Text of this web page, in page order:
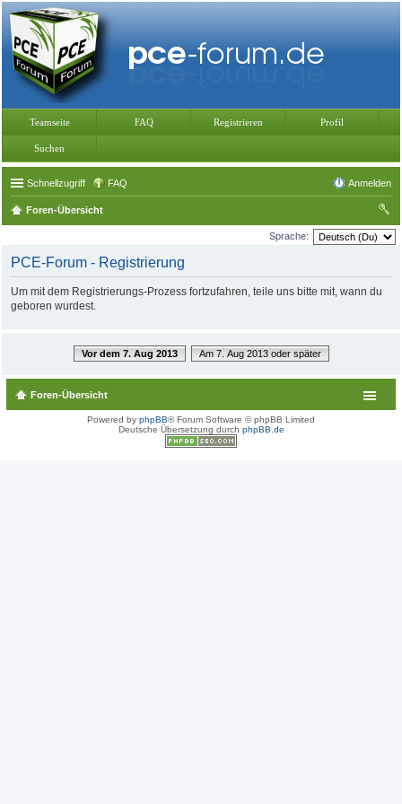
Teamseite FAQ Registrieren Profil
Suchen
Schnellzugriff FAQ Anmelden
Foren-Übersicht
uc
Sprache:
PCE-Forum - Registrierung
Um mit dem Registrierungs-Prozess fortzufahren, teile uns bitte mit, wann du
geboren wurdest.
Vor dem 7. Aug 2013 Am 7. Aug 2013 oder später
Foren-Übersicht
Powered by phpBB® Forum Software © phpBB Limited
Deutsche Übersetzung durch phpBB.de